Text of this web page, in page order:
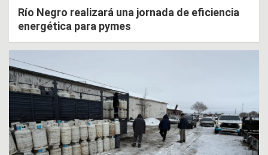
Río Negro realizará una jornada de eficiencia
energética para pymes